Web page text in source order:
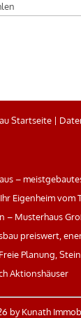
Startseite|
–
Eigenheim vom
– Musterhaus
preiswert,
Planung,
Aktionshäuser
by Kunath